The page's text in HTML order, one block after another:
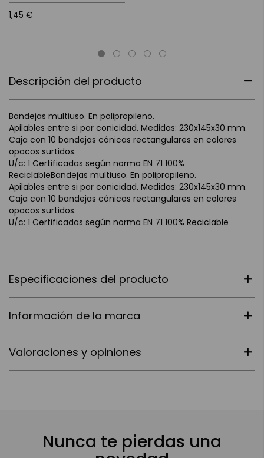
Descripción del producto
Bandejas multiuso. En polipropileno.
Apilables entre si por conicidad. Medidas: 230x145x30 mm.
Caja con 10 bandejas cónicas rectangulares en colores
opacos surtidos.
U/c: 1 Certificadas según norma EN 71 100%
ReciclableBandejas multiuso. En polipropileno.
Apilables entre si por conicidad. Medidas: 230x145x30 mm.
Caja con 10 bandejas cónicas rectangulares en colores
opacos surtidos.
U/c: 1 Certificadas según norma EN 71 100% Reciclable
Especificaciones del producto
Información de la marca
Valoraciones y opiniones
1,45 €
Nunca te pierdas una